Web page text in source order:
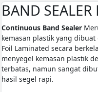
BAND
​Continuous Band Sealer
kemasan plastik yang
Foil Laminated secara
menyegel kemasan plastik
terbatas, namun sangat
hasil segel rapi.